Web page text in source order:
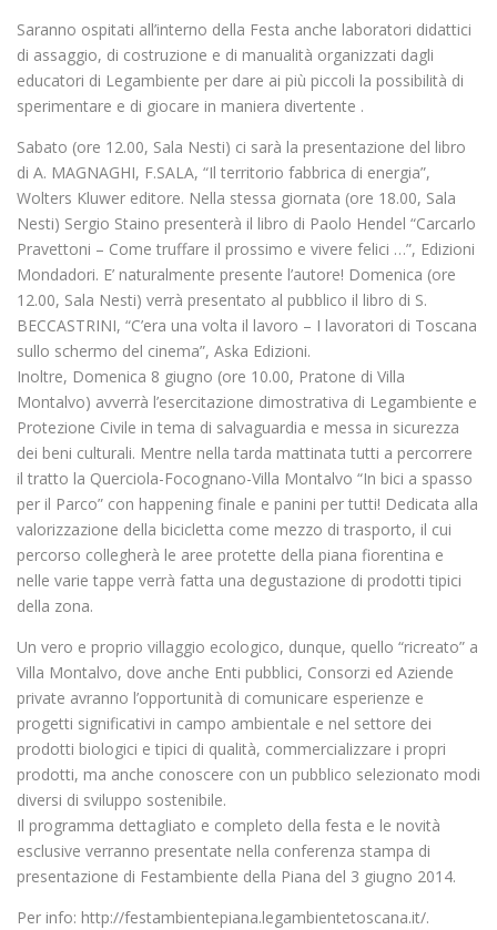
Saranno ospitati all’interno della Festa anche laboratori didattici
di assaggio, di costruzione e di manualità organizzati dagli
educatori di Legambiente per dare ai più piccoli la possibilità di
sperimentare e di giocare in maniera divertente .
Sabato (ore 12.00, Sala Nesti) ci sarà la presentazione del libro
di A. MAGNAGHI, F.SALA, “Il territorio fabbrica di energia”,
Wolters Kluwer editore. Nella stessa giornata (ore 18.00, Sala
Nesti) Sergio Staino presenterà il libro di Paolo Hendel “Carcarlo
Pravettoni – Come truffare il prossimo e vivere felici …”, Edizioni
Mondadori. E’ naturalmente presente l’autore! Domenica (ore
12.00, Sala Nesti) verrà presentato al pubblico il libro di S.
BECCASTRINI, “C’era una volta il lavoro – I lavoratori di Toscana
sullo schermo del cinema”, Aska Edizioni.
Inoltre, Domenica 8 giugno (ore 10.00, Pratone di Villa
Montalvo) avverrà l’esercitazione dimostrativa di Legambiente e
Protezione Civile in tema di salvaguardia e messa in sicurezza
dei beni culturali. Mentre nella tarda mattinata tutti a percorrere
il tratto la Querciola-Focognano-Villa Montalvo “In bici a spasso
per il Parco” con happening finale e panini per tutti! Dedicata alla
valorizzazione della bicicletta come mezzo di trasporto, il cui
percorso collegherà le aree protette della piana fiorentina e
nelle varie tappe verrà fatta una degustazione di prodotti tipici
della zona.
Un vero e proprio villaggio ecologico, dunque, quello “ricreato” a
Villa Montalvo, dove anche Enti pubblici, Consorzi ed Aziende
private avranno l’opportunità di comunicare esperienze e
progetti significativi in campo ambientale e nel settore dei
prodotti biologici e tipici di qualità, commercializzare i propri
prodotti, ma anche conoscere con un pubblico selezionato modi
diversi di sviluppo sostenibile.
Il programma dettagliato e completo della festa e le novità
esclusive verranno presentate nella conferenza stampa di
presentazione di Festambiente della Piana del 3 giugno 2014.
Per info: http://festambientepiana.legambientetoscana.it/.